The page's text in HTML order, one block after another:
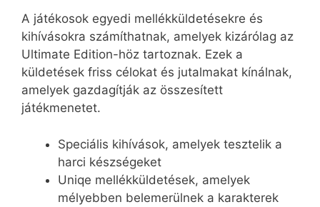
A játékosok egyedi mellékküldetésekre és
kihívásokra számíthatnak, amelyek kizárólag az
Ultimate Edition-höz tartoznak. Ezek a
küldetések friss célokat és jutalmakat kínálnak,
amelyek gazdagítják az összesített
játékmenetet.
Speciális kihívások, amelyek tesztelik a
harci készségeket
Uniqe mellékküldetések, amelyek
mélyebben belemerülnek a karakterek